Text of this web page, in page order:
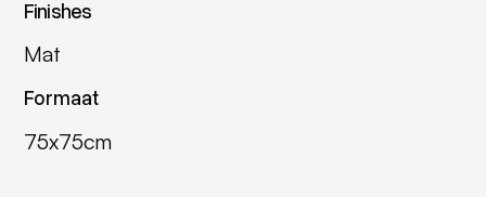
Finishes
Mat
Formaat
75x75cm